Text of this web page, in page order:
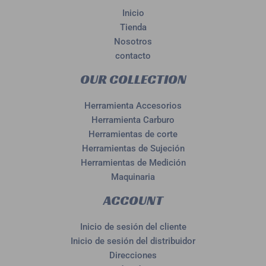
Inicio
Tienda
Nosotros
contacto
OUR COLLECTION
Herramienta Accesorios
Herramienta Carburo
Herramientas de corte
Herramientas de Sujeción
Herramientas de Medición
Maquinaria
ACCOUNT
Inicio de sesión del cliente
Inicio de sesión del distribuidor
Direcciones